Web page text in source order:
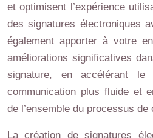
et optimisent l’expérience
des signatures électroniques
également apporter à votre
améliorations significatives
signature, en accélérant
communication plus fluide et
de l’ensemble du processus
La création de signatures